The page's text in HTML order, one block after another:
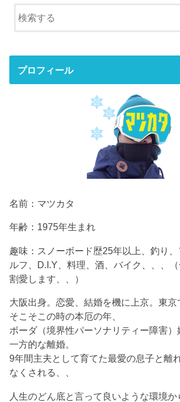
プロフィール
名前：マツカタ
年齢：1975年生まれ
趣味：スノーボード歴25年以上、釣り
ルフ、D.I.Y、料理、酒、バイク、、、
割愛します、、）
大阪出身。恋愛、結婚を機に上京。東
そこそこの時の本厄の年、
ボーダ（境界性パーソナリティー障害）
一方的な離婚。
9年間主夫として育てた最愛の息子と離
なくされる、、
人生のどん底と言って良いような環境